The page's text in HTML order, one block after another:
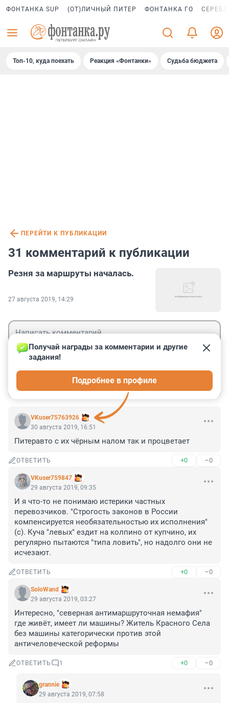
ФОНТАНКА SUP (ОТ)ЛИЧНЫЙ ПИТЕР ФОНТАНКА ГО
Топ-10, куда поехать Реакция «Фонтанки» Судьба бюджета
ПЕРЕЙТИ К ПУБЛИКАЦИИ
31 комментарий к публикации
Резня за маршруты началась.
27 августа 2019, 14:29
VKuser75763926
Получай награды за комментарии и другие
задания!
Подробнее в профиле
30 августа 2019, 16:51
Питеравто с их чёрным налом так и процветает
ОТВЕТИТЬ +0 –0
VKuser759847
29 августа 2019, 09:35
И я что-то не понимаю истерики частных
перевозчиков. "Строгость законов в России
компенсируется необязательностью их исполнения"
(с). Куча "левых" ездит на колпино от купчино, их
регулярно пытаются "типа ловить", но надолго они не
исчезают.
ОТВЕТИТЬ +0 –0
SoloWand
29 августа 2019, 03:27
Интересно, "северная антимаршруточная немафия"
где живёт, имеет ли машины? Житель Красного Села
без машины категорически против этой
античеловеческой реформы
ОТВЕТИТЬ 1 +0 –0
grannie
29 августа 2019, 07:58